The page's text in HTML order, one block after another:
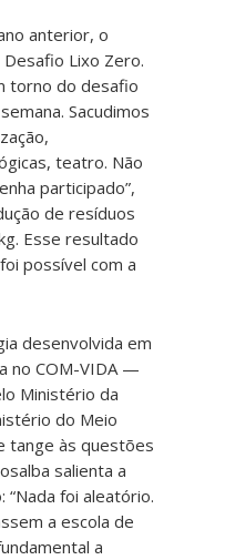
anterior, o
Lixo Zero.
torno do desafio
Sacudimos
teatro. Não
participado”,
de resíduos
Esse resultado
possível com a
desenvolvida em
no COM-VIDA —
Ministério da
do Meio
tange às questões
salienta a
foi aleatório.
a escola de
a